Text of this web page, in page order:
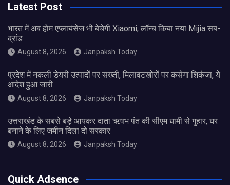
Latest Post
भारत में अब होम एप्लायंसेज भी बेचेगी Xiaomi, लॉन्च किया नया Mijia सब-
ब्रांड
August 8, 2026 Janpaksh Today
प्रदेश में नकली डेयरी उत्पादों पर सख्ती, मिलावटखोरों पर कसेगा शिकंजा, ये
आदेश हुआ जारी
August 8, 2026 Janpaksh Today
उत्तराखंड के सबसे बड़े आयकर दाता ऋषभ पंत की सीएम धामी से गुहार, घर
बनाने के लिए जमीन दिला दो सरकार
August 8, 2026 Janpaksh Today
Quick Adsence